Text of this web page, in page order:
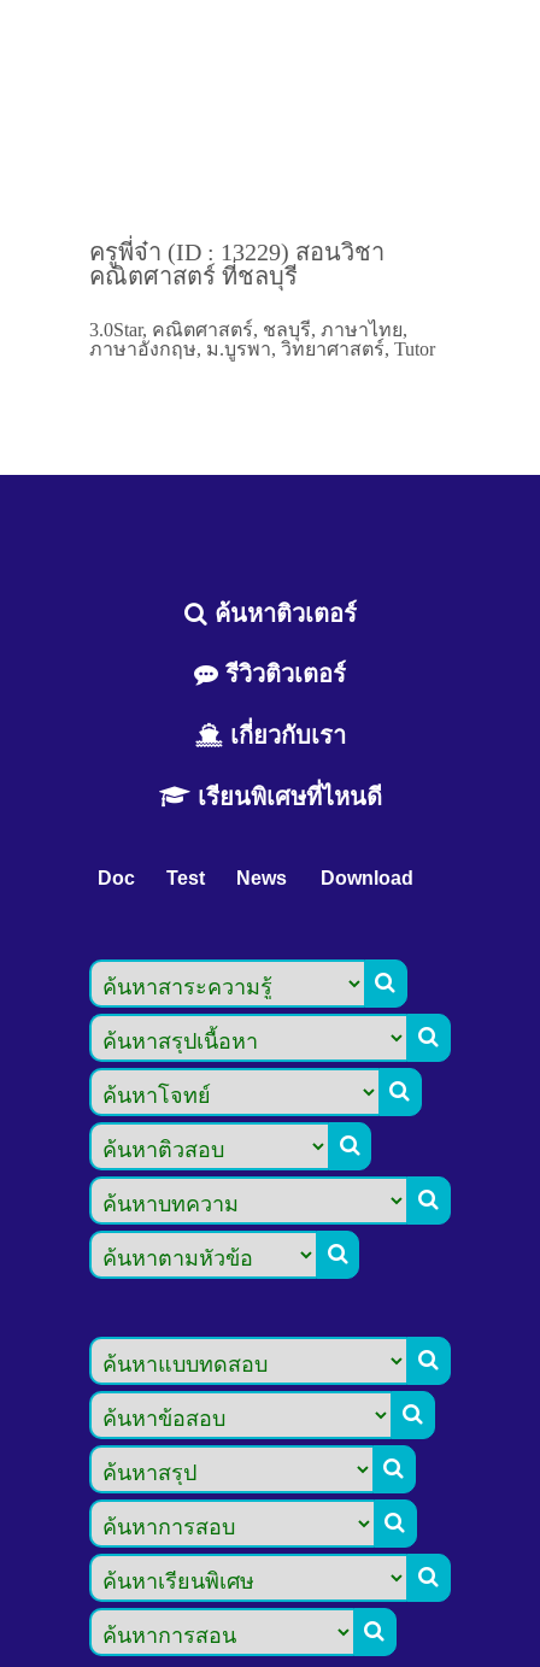
ครูพี่จ๋า (ID : 13229) สอนวิชา
คณิตศาสตร์ ที่ชลบุรี
3.0Star, คณิตศาสตร์, ชลบุรี, ภาษาไทย,
ภาษาอังกฤษ, ม.บูรพา, วิทยาศาสตร์, Tutor
ค้นหาติวเตอร์
รีวิวติวเตอร์
เกี่ยวกับเรา
เรียนพิเศษที่ไหนดี
Doc Test News Download











